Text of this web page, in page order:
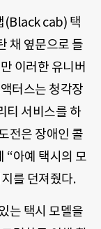
(Black cab) 택
채 옆문으로 들
이러한 유니버
터스는 청각장
티 서비스를 하
전은 장애인 콜
“아예 택시의 모
를 던져줬다.
는 택시 모델을